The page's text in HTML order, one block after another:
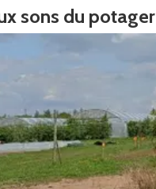
sons du potager